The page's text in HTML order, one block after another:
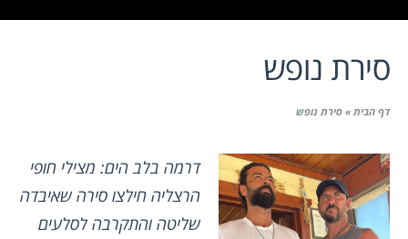
סירת נופש
דף הבית» סירת נופש
דרמה בלב הים: מצילי חופי
הרצליה חילצו סירה שאיבדה
שליטה והתקרבה לסלעים